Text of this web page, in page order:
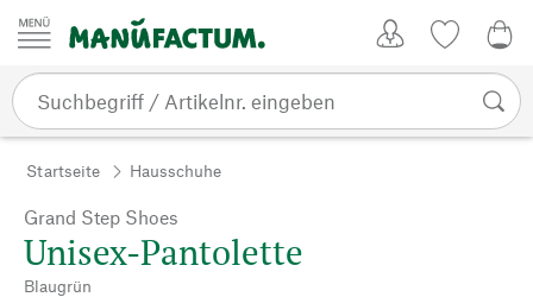
Zum Inhalt springen
Startseite Hausschuhe
Grand Step Shoes
Unisex-Pantolette
Blaugrün